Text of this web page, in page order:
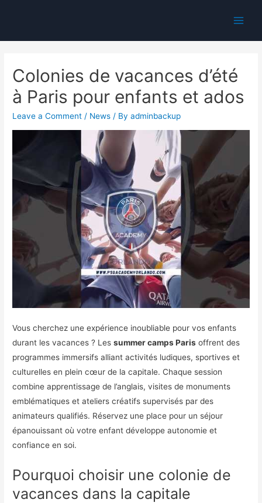
Colonies de vacances d’été
à Paris pour enfants et ados
Leave a Comment / News / Byadminbackup
Vous cherchez une expérience inoubliable pour vos enfants
durant les vacances ? Lessummer camps Paris offrent des
programmes immersifs alliant activités ludiques, sportives et
culturelles en plein cœur de la capitale. Chaque session
combine apprentissage de l’anglais, visites de monuments
emblématiques et ateliers créatifs supervisés par des
animateurs qualifiés. Réservez une place pour un séjour
épanouissant où votre enfant développe autonomie et
confiance en soi.
Pourquoi choisir une colonie de
vacances dans la capitale